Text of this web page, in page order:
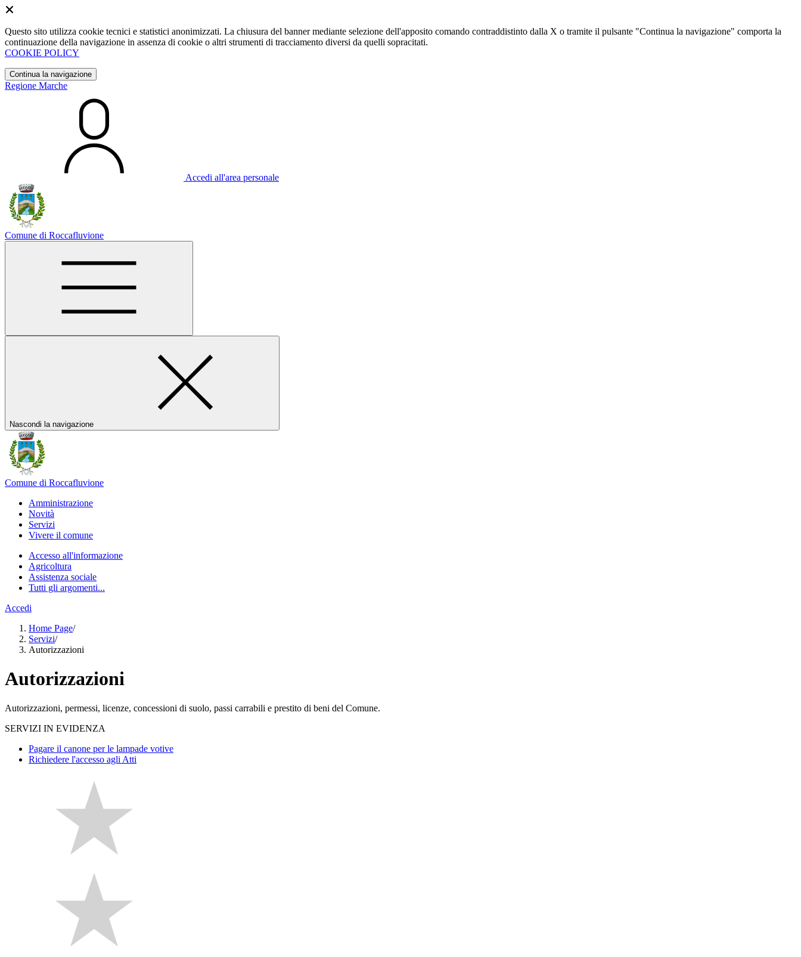
Questo sito utilizza cookie tecnici e statistici anonimizzati. La chiusura del banner mediante selezione dell'apposito comando contraddistinto dalla X o tramite il pulsante "Continua la navigazione" comporta la
continuazione della navigazione in assenza di cookie o altri strumenti di tracciamento diversi da quelli sopracitati.
COOKIE POLICY
Continua la navigazione
Regione Marche
Accedi all'area personale
Comune di Roccafluvione
Nascondi la navigazione
Comune di Roccafluvione
Amministrazione
Novità
Servizi
Vivere il comune
Accesso all'informazione
Agricoltura
Assistenza sociale
Tutti gli argomenti...
Accedi
Home Page/
Servizi/
Autorizzazioni
Autorizzazioni
Autorizzazioni, permessi, licenze, concessioni di suolo, passi carrabili e prestito di beni del Comune.
SERVIZI IN EVIDENZA
Pagare il canone per le lampade votive
Richiedere l'accesso agli Atti